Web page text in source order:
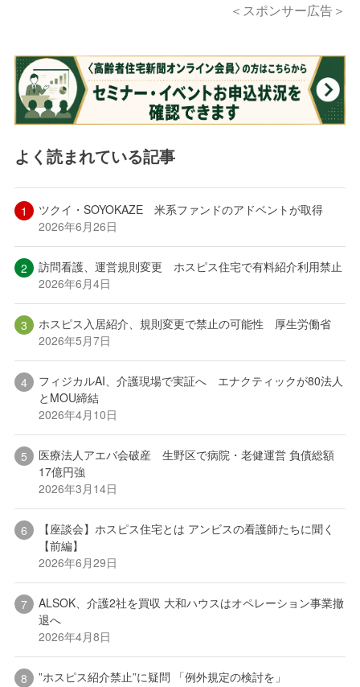
＜スポンサー広告＞
よく読まれている記事
ツクイ・SOYOKAZE 米系ファンドのアドベントが取得
2026年6月26日
訪問看護、運営規則変更 ホスピス住宅で有料紹介利用禁止
2026年6月4日
ホスピス入居紹介、規則変更で禁止の可能性 厚生労働省
2026年5月7日
フィジカルAI、介護現場で実証へ エナクティックが80法人
とMOU締結
2026年4月10日
医療法人アエバ会破産 生野区で病院・老健運営 負債総額
17億円強
2026年3月14日
【座談会】ホスピス住宅とは アンビスの看護師たちに聞く
【前編】
2026年6月29日
ALSOK、介護2社を買収 大和ハウスはオペレーション事業撤
退へ
2026年4月8日
”ホスピス紹介禁止”に疑問 「例外規定の検討を」